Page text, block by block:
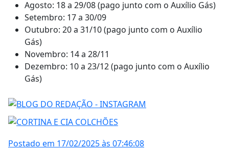
Agosto: 18 a 29/08 (pago junto com o Auxílio Gás)
Setembro: 17 a 30/09
Outubro: 20 a 31/10 (pago junto com o Auxílio
Gás)
Novembro: 14 a 28/11
Dezembro: 10 a 23/12 (pago junto com o Auxílio
Gás)
Postado em 17/02/2025 às 07:46:08